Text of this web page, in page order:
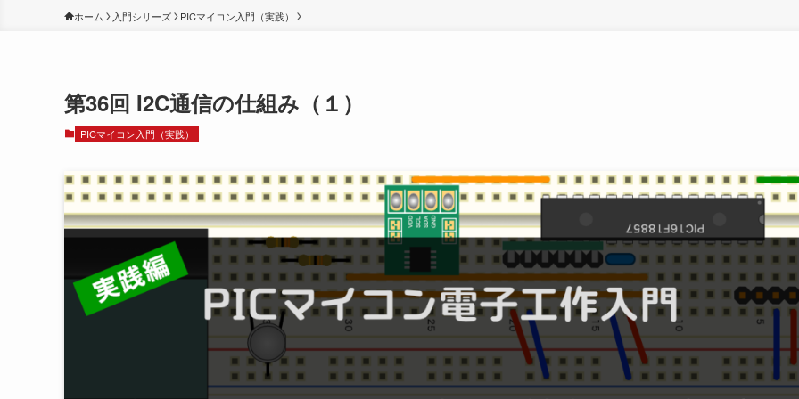
ホーム 入門シリーズ PICマイコン入門（実践）
第36回 I2C通信の仕組み（１）
PICマイコン入門（実践）